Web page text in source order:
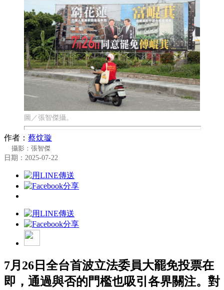
圖／張智傑攝。
作者： 蔡炆璇
攝影：張智傑
日期：2025-07-22
7月26日全台首波立法委員大罷免投票在
即，通過與否的門檻也吸引各界關注。對